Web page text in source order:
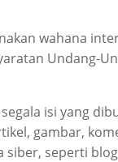
wahana
Undang-
isi yang
gambar,
siber, seperti